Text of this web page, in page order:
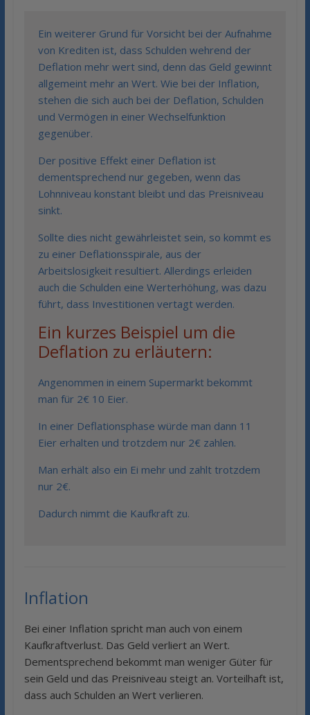
Ein weiterer Grund für Vorsicht bei der Aufnahme
von Krediten ist, dass Schulden wehrend der
Deflation mehr wert sind, denn das Geld gewinnt
allgemeint mehr an Wert. Wie bei der Inflation,
stehen die sich auch bei der Deflation, Schulden
und Vermögen in einer Wechselfunktion
gegenüber.
Der positive Effekt einer Deflation ist
dementsprechend nur gegeben, wenn das
Lohnniveau konstant bleibt und das Preisniveau
sinkt.
Sollte dies nicht gewährleistet sein, so kommt es
zu einer Deflationsspirale, aus der
Arbeitslosigkeit resultiert. Allerdings erleiden
auch die Schulden eine Werterhöhung, was dazu
führt, dass Investitionen vertagt werden.
Ein kurzes Beispiel um die
Deflation zu erläutern:
Angenommen in einem Supermarkt bekommt
man für 2€ 10 Eier.
In einer Deflationsphase würde man dann 11
Eier erhalten und trotzdem nur 2€ zahlen.
Man erhält also ein Ei mehr und zahlt trotzdem
nur 2€.
Dadurch nimmt die Kaufkraft zu.
Inflation
Bei einer Inflation spricht man auch von einem
Kaufkraftverlust. Das Geld verliert an Wert.
Dementsprechend bekommt man weniger Güter für
sein Geld und das Preisniveau steigt an. Vorteilhaft ist,
dass auch Schulden an Wert verlieren.